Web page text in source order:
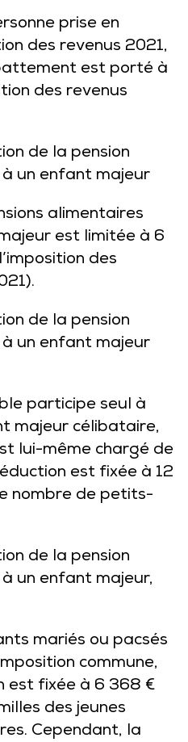
prise en
des revenus 2021,
est porté à
des revenus
de la pension
un enfant majeur
alimentaires
est limitée à 6
des
de la pension
un enfant majeur
participe seul à
majeur célibataire,
lui-même chargé de
est fixée à 12
nombre de petits-
de la pension
un enfant majeur,
mariés ou pacsés
commune,
est fixée à 6 368 €
des jeunes
Cependant, la